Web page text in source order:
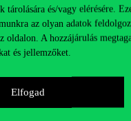
tárolására és/vagy elérésére.
az olyan adatok
oldalon. A hozzájárulás
és jellemzőket.
Elfogad
az MI alapú
kapcsolatos
segítségével,
elemezte.